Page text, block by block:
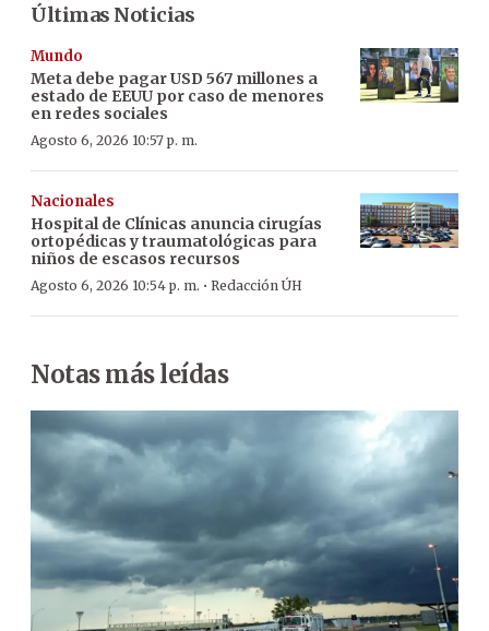
Últimas Noticias
Mundo
Meta debe pagar USD 567 millones a
estado de EEUU por caso de menores
en redes sociales
Agosto 6, 2026 10:57 p. m.
Nacionales
Hospital de Clínicas anuncia cirugías
ortopédicas y traumatológicas para
niños de escasos recursos
Agosto 6, 2026 10:54 p. m. · Redacción ÚH
Notas más leídas